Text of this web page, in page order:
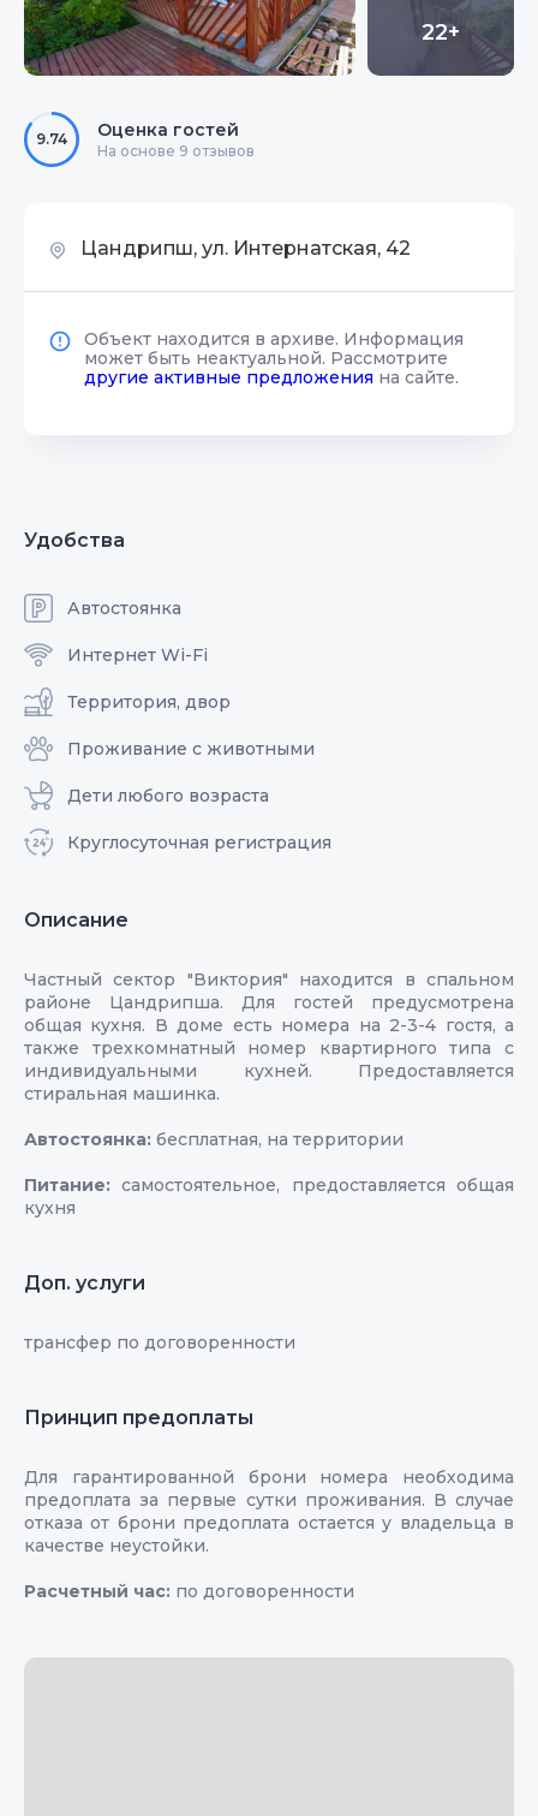
22+
9.74 Оценка гостей
На основе 9 отзывов
Цандрипш, ул. Интернатская, 42
Объект находится в архиве. Информация
может быть неактуальной. Рассмотрите
другие активные предложения на сайте.
Удобства
Автостоянка
Интернет Wi-Fi
Территория, двор
Проживание с животными
Дети любого возраста
Круглосуточная регистрация
Описание
Частный сектор "Виктория" находится в спальном
районе Цандрипша. Для гостей предусмотрена
общая кухня. В доме есть номера на 2-3-4 гостя, а
также трехкомнатный номер квартирного типа с
индивидуальными кухней. Предоставляется
стиральная машинка.
Автостоянка: бесплатная, на территории
Питание:самостоятельное, предоставляется общая
кухня
Доп. услуги
трансфер по договоренности
Принцип предоплаты
Для гарантированной брони номера необходима
предоплата за первые сутки проживания. В случае
отказа от брони предоплата остается у владельца в
качестве неустойки.
Расчетный час: по договоренности